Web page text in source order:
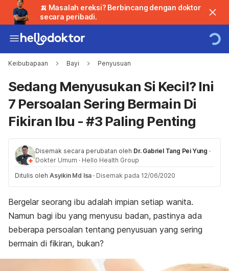
🍌 Masalah ereksi? Berbincang dengan doktor
secara peribadi.
Keibubapaan Bayi Penyusuan
Sedang Menyusukan Si Kecil? Ini
7 Persoalan Sering Bermain Di
Fikiran Ibu - #3 Paling Penting
Disemak secara perubatan oleh Dr. Gabriel Tang Pei Yung ·
Dokter Umum · Hello Health Group
Ditulis oleh Asyikin Md Isa · Disemak pada 12/06/2020
Bergelar seorang ibu adalah impian setiap wanita.
Namun bagi ibu yang menyusu badan, pastinya ada
beberapa persoalan tentang penyusuan yang sering
bermain di fikiran, bukan?